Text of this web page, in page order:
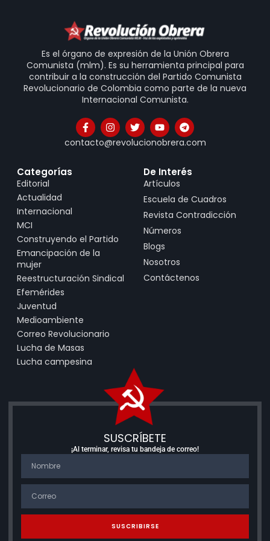
Es el órgano de expresión de la Unión Obrera
Comunista (mlm). Es su herramienta principal para
contribuir a la construcción del Partido Comunista
Revolucionario de Colombia como parte de la nueva
Internacional Comunista.
contacto@revolucionobrera.com
Categorías
Editorial
Actualidad
Internacional
MCI
Construyendo el Partido
Emancipación de la
mujer
Reestructuración Sindical
Efemérides
Juventud
Medioambiente
Correo Revolucionario
Lucha de Masas
Lucha campesina
De Interés
Artículos
Escuela de Cuadros
Revista Contradicción
Números
Blogs
Nosotros
Contáctenos
SUSCRÍBETE
¡Al terminar, revisa tu bandeja de correo!
SUSCRIBIRSE